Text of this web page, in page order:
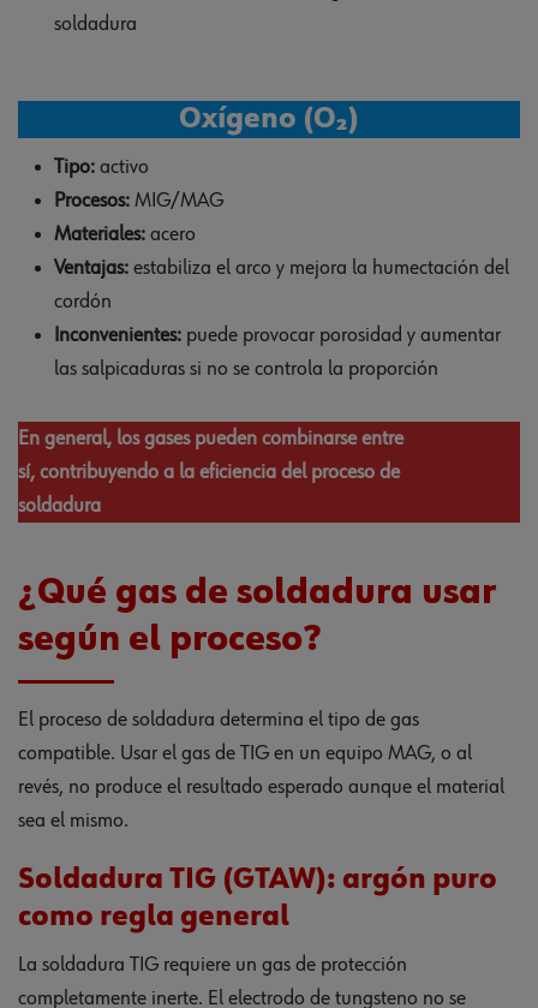
soldadura
Oxígeno (O₂)
Tipo: activo
Procesos: MIG/MAG
Materiales: acero
Ventajas: estabiliza el arco y mejora la humectación del
cordón
Inconvenientes: puede provocar porosidad y aumentar
las salpicaduras si no se controla la proporción
En general, los gases pueden combinarse entre
sí, contribuyendo a la eficiencia del proceso de
soldadura
¿Qué gas de soldadura usar
según el proceso?
El proceso de soldadura determina el tipo de gas
compatible. Usar el gas de TIG en un equipo MAG, o al
revés, no produce el resultado esperado aunque el material
sea el mismo.
Soldadura TIG (GTAW): argón puro
como regla general
La soldadura TIG requiere un gas de protección
completamente inerte. El electrodo de tungsteno no se